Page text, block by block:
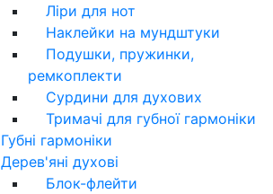
Ліри для нот
Наклейки на мундштуки
Подушки, пружинки,
ремкоплекти
Сурдини для духових
Тримачі для губної гармоніки
Губні гармоніки
Дерев'яні духові
Блок-флейти